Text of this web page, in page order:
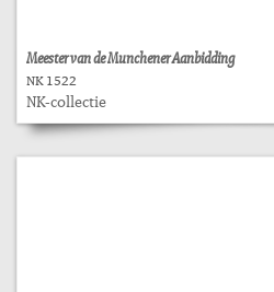
Meester van de Munchener Aanbidding
NK 1522
NK-collectie